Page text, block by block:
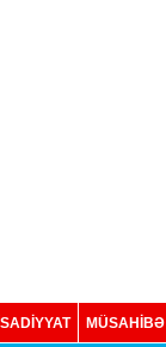
MÜSAHİBƏ